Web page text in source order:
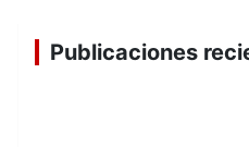
Publicaciones